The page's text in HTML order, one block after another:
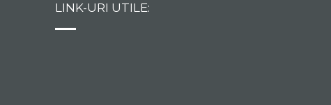
LINK-URI UTILE: